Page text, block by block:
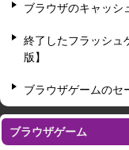
ブラウザのキャッシ
終了したフラッシュ
版】
ブラウザゲームのセ
ブラウザゲーム